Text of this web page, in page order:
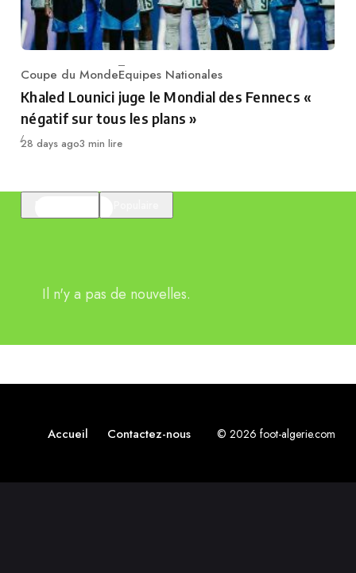
Category
Coupe du MondeEquipes Nationales
Khaled Lounici juge le Mondial des Fennecs «
négatif sur tous les plans »
Publié
28 days ago3 min lire
Il n'y a pas de nouvelles.
Accueil Contactez-nous © 2026 foot-algerie.com